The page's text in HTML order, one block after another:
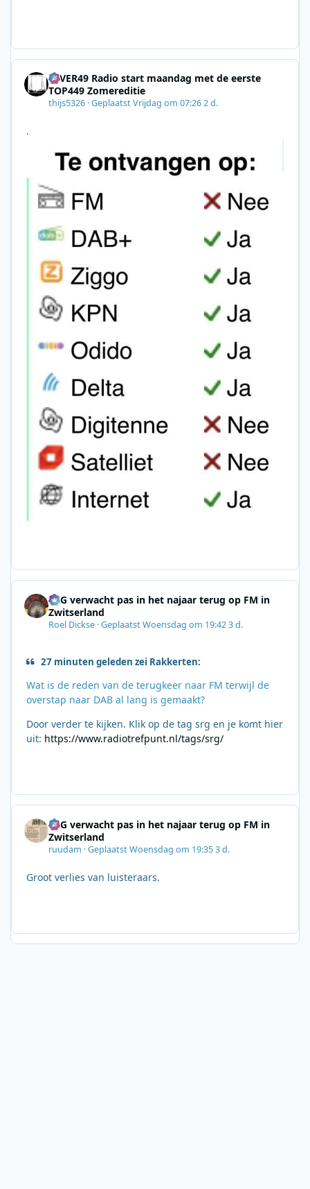
8F09201A140D&utm_source=SmartBrief
4EVER49 Radio start maandag met de eerste
TOP449 Zomereditie
thijs5326 ·GeplaatstVrijdag om 07:262 d.
.
SRG verwacht pas in het najaar terug op FM in
Zwitserland
Roel Dickse ·GeplaatstWoensdag om 19:423 d.
27 minuten geleden zei Rakkerten:
Wat is de reden van de terugkeer naar FM terwijl de
overstap naar DAB al lang is gemaakt?
Door verder te kijken. Klik op de tag srg en je komt hier
uit: https://www.radiotrefpunt.nl/tags/srg/
SRG verwacht pas in het najaar terug op FM in
Zwitserland
ruudam ·GeplaatstWoensdag om 19:353 d.
Groot verlies van luisteraars.